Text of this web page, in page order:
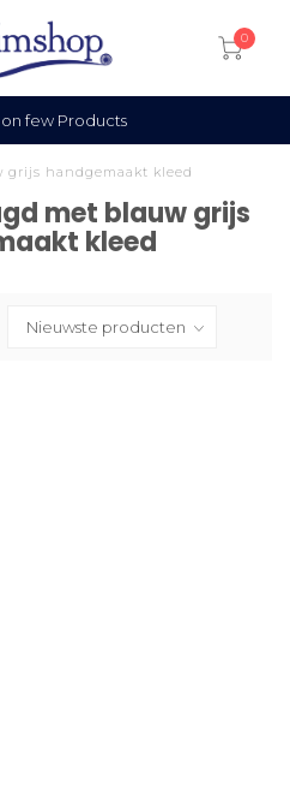
0
on few Products
grijs handgemaakt kleed
met blauw grijs
kleed